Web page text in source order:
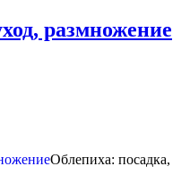
размножение
Облепиха: посадка,